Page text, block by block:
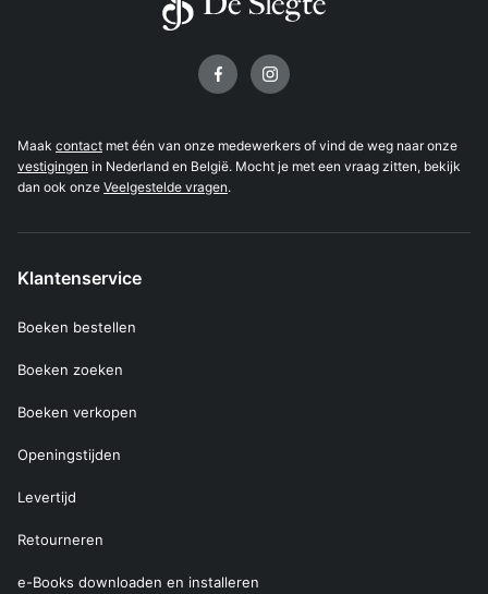
Maak contact met één van onze medewerkers of vind de weg naar onze
vestigingen in Nederland en België. Mocht je met een vraag zitten, bekijk
dan ook onze Veelgestelde vragen.
Klantenservice
Boeken bestellen
Boeken zoeken
Boeken verkopen
Openingstijden
Levertijd
Retourneren
e-Books downloaden en installeren